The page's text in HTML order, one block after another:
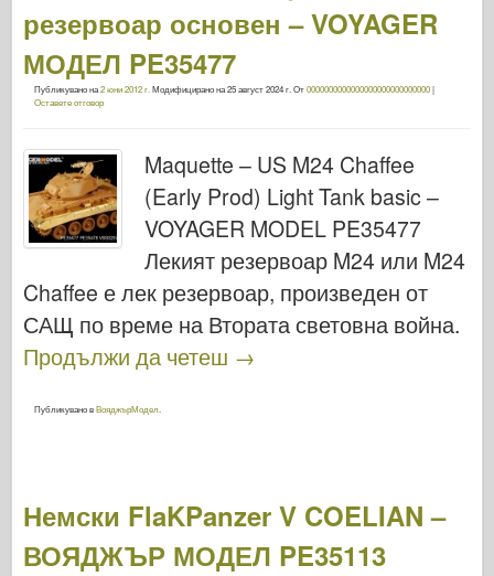
резервоар основен – VOYAGER
МОДЕЛ PE35477
Публикувано на2 юни 2012 г. Модифицирано на25 август 2024 г. От0000000000000000000000000000|
Оставете отговор
Maquette – US M24 Chaffee
(Early Prod) Light Tank basic –
VOYAGER MODEL PE35477
Лекият резервоар M24 или M24
Chaffee е лек резервоар, произведен от
САЩ по време на Втората световна война.
Продължи да четеш →
Публикувано вВояджърМодел
Немски FlaKPanzer V COELIAN –
ВОЯДЖЪР МОДЕЛ PE35113